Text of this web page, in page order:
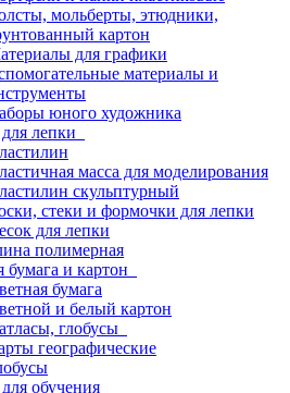
мольберты, этюдники,
картон
для графики
материалы и
юного художника
лепки
масса для моделирования
скульптурный
стеки и формочки для лепки
для лепки
полимерная
бумага и картон
бумага
и белый картон
глобусы
географические
обучения